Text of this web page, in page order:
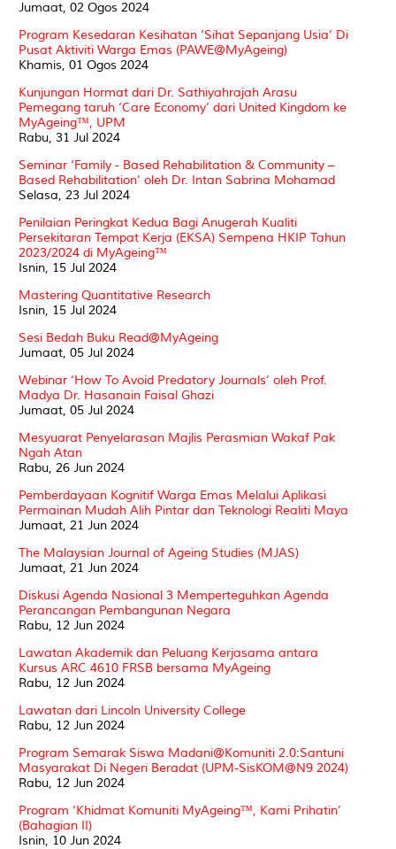
Jumaat, 02 Ogos 2024
Program Kesedaran Kesihatan ‘Sihat Sepanjang Usia’ Di
Pusat Aktiviti Warga Emas (PAWE@MyAgeing)
Khamis, 01 Ogos 2024
Kunjungan Hormat dari Dr. Sathiyahrajah Arasu
Pemegang taruh ‘Care Economy’ dari United Kingdom ke
MyAgeing™, UPM
Rabu, 31 Jul 2024
Seminar ‘Family - Based Rehabilitation & Community –
Based Rehabilitation’ oleh Dr. Intan Sabrina Mohamad
Selasa, 23 Jul 2024
Penilaian Peringkat Kedua Bagi Anugerah Kualiti
Persekitaran Tempat Kerja (EKSA) Sempena HKIP Tahun
2023/2024 di MyAgeing™
Isnin, 15 Jul 2024
Mastering Quantitative Research
Isnin, 15 Jul 2024
Sesi Bedah Buku Read@MyAgeing
Jumaat, 05 Jul 2024
Webinar ‘How To Avoid Predatory Journals’ oleh Prof.
Madya Dr. Hasanain Faisal Ghazi
Jumaat, 05 Jul 2024
Mesyuarat Penyelarasan Majlis Perasmian Wakaf Pak
Ngah Atan
Rabu, 26 Jun 2024
Pemberdayaan Kognitif Warga Emas Melalui Aplikasi
Permainan Mudah Alih Pintar dan Teknologi Realiti Maya
Jumaat, 21 Jun 2024
The Malaysian Journal of Ageing Studies (MJAS)
Jumaat, 21 Jun 2024
Diskusi Agenda Nasional 3 Memperteguhkan Agenda
Perancangan Pembangunan Negara
Rabu, 12 Jun 2024
Lawatan Akademik dan Peluang Kerjasama antara
Kursus ARC 4610 FRSB bersama MyAgeing
Rabu, 12 Jun 2024
Lawatan dari Lincoln University College
Rabu, 12 Jun 2024
Program Semarak Siswa Madani@Komuniti 2.0:Santuni
Masyarakat Di Negeri Beradat (UPM-SisKOM@N9 2024)
Rabu, 12 Jun 2024
Program ‘Khidmat Komuniti MyAgeing™, Kami Prihatin’
(Bahagian II)
Isnin, 10 Jun 2024